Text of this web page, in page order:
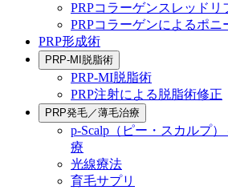
PRPコラーゲンスレッドリ
PRPコラーゲンによるポニ
PRP形成術
PRP-MI脱脂術
PRP-MI脱脂術
PRP注射による脱脂術修正
PRP発毛／薄毛治療
p-Scalp（ピー・スカルプ
療
光線療法
育毛サプリ